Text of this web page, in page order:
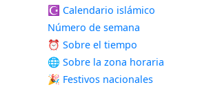
☪️ Calendario islámico
Número de semana
⏰ Sobre el tiempo
🌐 Sobre la zona horaria
🎉 Festivos nacionales